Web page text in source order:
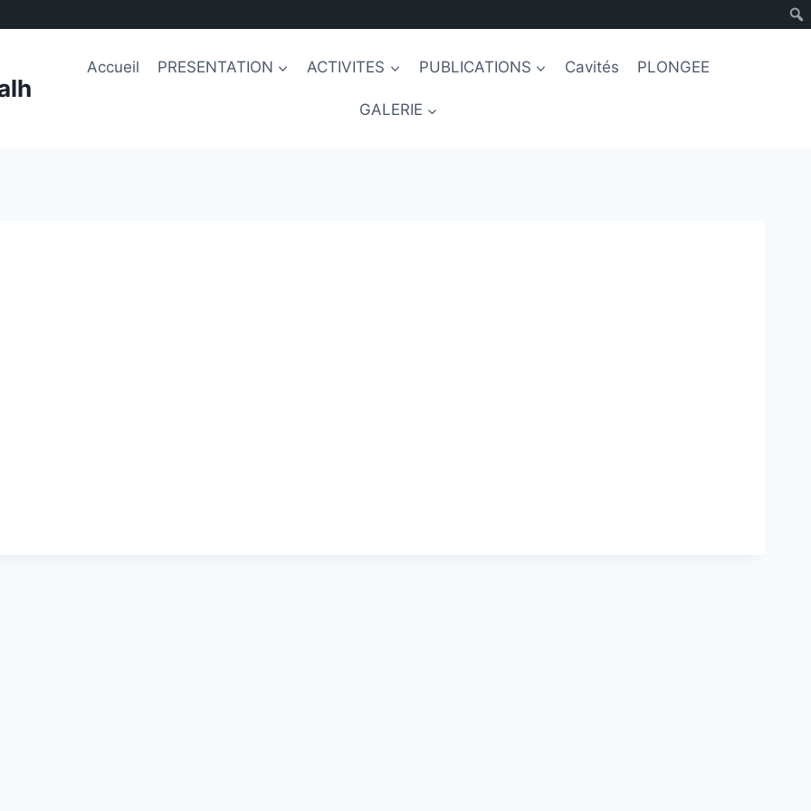
Accueil PRESENTATION ACTIVITES PUBLICATIONS Cavités PLONGEE
GALERIE